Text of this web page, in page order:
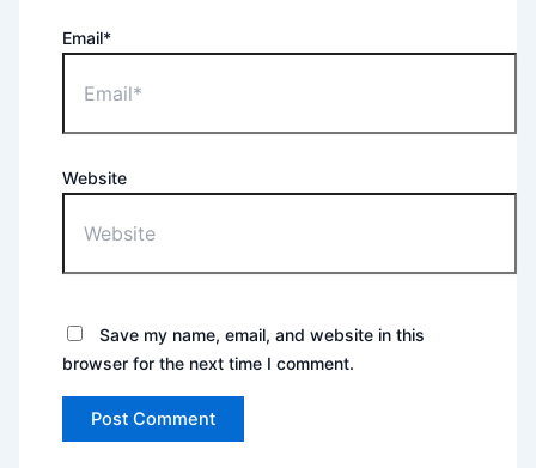
Email*
Website
Save my name, email, and website in this
browser for the next time I comment.